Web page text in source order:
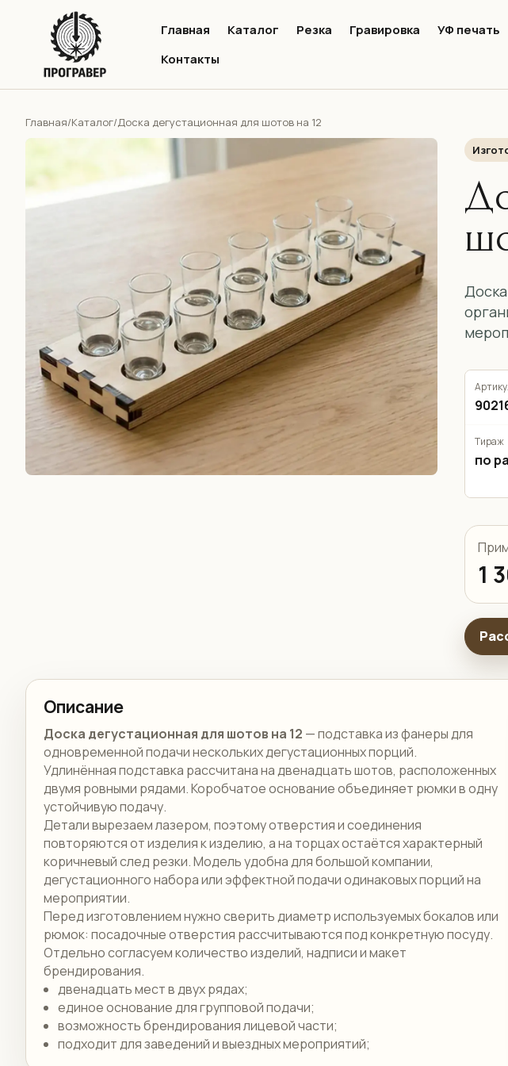
Главная Каталог Резка Гравировка УФ печать
Контакты
Главная/Каталог/Доска дегустационная для шотов на 12
Тираж
по
1
Описание
Доска дегустационная для шотов на 12 — подставка из фанеры для
одновременной подачи нескольких дегустационных порций.
Удлинённая подставка рассчитана на двенадцать шотов, расположенных
двумя ровными рядами. Коробчатое основание объединяет рюмки в одну
устойчивую подачу.
Детали вырезаем лазером, поэтому отверстия и соединения
повторяются от изделия к изделию, а на торцах остаётся характерный
коричневый след резки. Модель удобна для большой компании,
дегустационного набора или эффектной подачи одинаковых порций на
мероприятии.
Перед изготовлением нужно сверить диаметр используемых бокалов или
рюмок: посадочные отверстия рассчитываются под конкретную посуду.
Отдельно согласуем количество изделий, надписи и макет
брендирования.
двенадцать мест в двух рядах;
единое основание для групповой подачи;
возможность брендирования лицевой части;
подходит для заведений и выездных мероприятий;